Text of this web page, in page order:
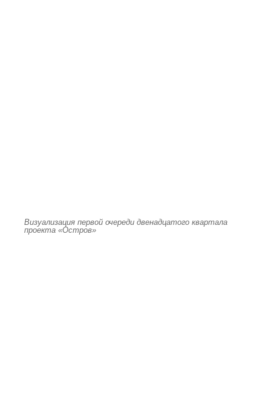
Визуализация первой очереди двенадцатого квартала
проекта «Остров»